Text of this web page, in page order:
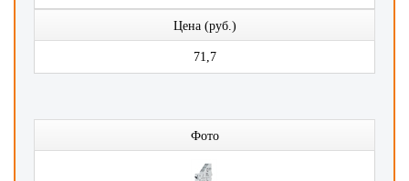
Цена (руб.)
71,7
Фото